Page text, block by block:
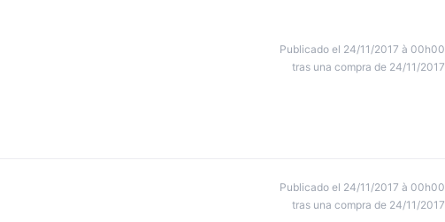
Publicado el 24/11/2017 à 00h00
tras una compra de 24/11/2017
Publicado el 24/11/2017 à 00h00
tras una compra de 24/11/2017